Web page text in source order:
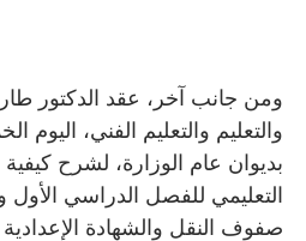
ومن جانب آخر، عقد الدكتور
والتعليم والتعليم الفني، اليوم
بديوان عام الوزارة، لشرح
التعليمي للفصل الدراسي الأول
صفوف النقل والشهادة الإعدادية